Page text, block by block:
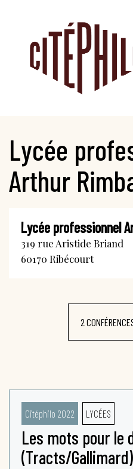
Lycée
Arthur
Lycée professionnel
319 rue Aristide Briand
60170 Ribécourt
2
Citéphilo 2022 LYCÉES
Les mots pour le
(Tracts/Gallimard)